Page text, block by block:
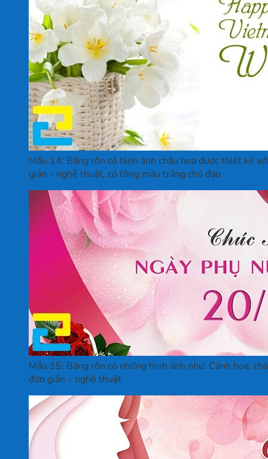
Mẫu 14: Băng rôn có hình ảnh chậu hoa được thiết kế
giản – nghệ thuật, có tông màu trắng chủ đạo
Mẫu 15: Băng rôn có những hình ảnh như: Cánh hoa,
đơn giản – nghệ thuật